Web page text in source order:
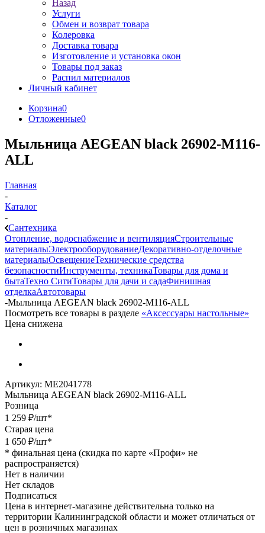
Назад
Услуги
Обмен и возврат товара
Колеровка
Доставка товара
Изготовление и установка окон
Товары под заказ
Распил материалов
Личный кабинет
Корзина0
Отложенные0
Мыльница AEGEAN black 26902-M116-
ALL
Главная
-
Каталог
-
Сантехника
Отопление, водоснабжение и вентиляцияСтроительные
материалыЭлектрооборудованиеДекоративно-отделочные
материалыОсвещениеТехнические средства
безопасностиИнструменты, техникаТовары для дома и
бытаТехно СитиТовары для дачи и садаФинишная
отделкаАвтотовары
-Мыльница AEGEAN black 26902-M116-ALL
Посмотреть все товары в разделе «Аксессуары настольные»
Цена снижена
Артикул: МЕ2041778
Мыльница AEGEAN black 26902-M116-ALL
Розница
1 259 ₽/шт*
Старая цена
1 650 ₽/шт*
* финальная цена (скидка по карте «Профи» не
распространяется)
Нет в наличии
Нет складов
Подписаться
Цена в интернет-магазине действительна только на
территории Калининградской области и может отличаться от
цен в розничных магазинах